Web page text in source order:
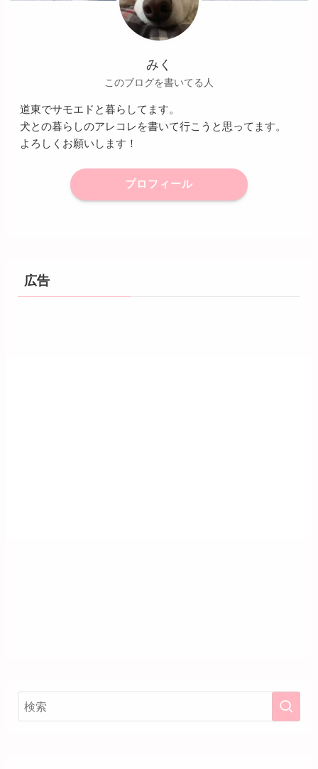
みく
このブログを書いてる人
道東でサモエドと暮らしてます。
犬との暮らしのアレコレを書いて行こうと思ってます。
よろしくお願いします！
プロフィール
広告